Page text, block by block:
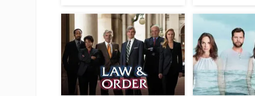
ら、ボッシュは自らの過去と向き合う
ことを強いられる。彼は己の信念と正
義を貫き、殺人などの凶悪犯罪に真っ
向から立ち向かっていくのだった…。
モデルとする街の
ッキー”・トンプソ
巻きや若きカポネ
が、骨太のドラマ